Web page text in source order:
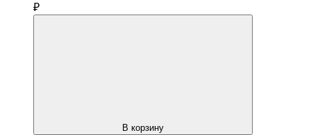
₽
В корзину